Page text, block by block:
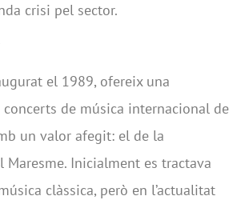
crisi pel sector.
el 1989, ofereix una
de música internacional de
un valor afegit: el de la
Maresme. Inicialment es tractava
clàssica, però en l’actualitat